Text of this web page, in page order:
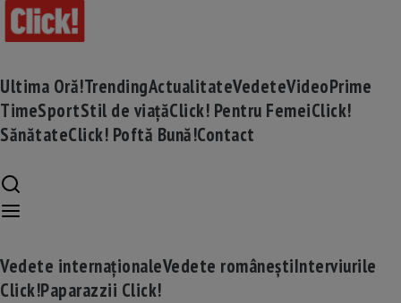
Ultima Oră!TrendingActualitateVedeteVideoPrime
TimeSportStil de viațăClick! Pentru FemeiClick!
SănătateClick! Poftă Bună!Contact
Vedete internaționaleVedete româneștiInterviurile
Click!Paparazzii Click!